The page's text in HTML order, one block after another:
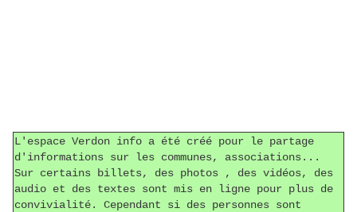
L'espace Verdon info a été créé pour le partage
d'informations sur les communes, associations...
Sur certains billets, des photos , des vidéos, des
audio et des textes sont mis en ligne pour plus de
convivialité. Cependant si des personnes sont